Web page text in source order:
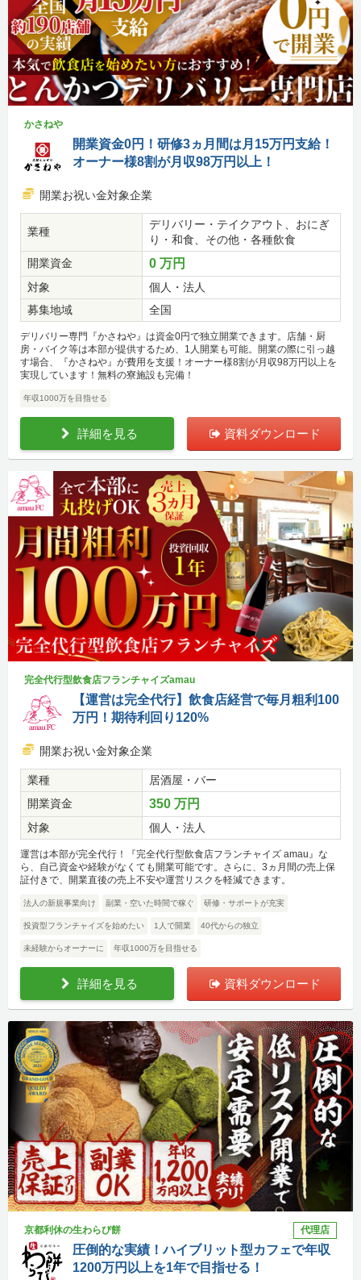
かさねや
開業資金0円！研修3ヵ月間は月15万円支給！
オーナー様8割が月収98万円以上！
開業お祝い金対象企業
業種
デリバリー・テイクアウト、おにぎ
り・和食、その他・各種飲食
開業資金
0 万円
対象
個人・法人
募集地域
全国
デリバリー専門『かさねや』は資金0円で独立開業できます。店舗・厨
房・バイク等は本部が提供するため、1人開業も可能。開業の際に引っ越
す場合、『かさねや』が費用を支援！オーナー様8割が月収98万円以上を
実現しています！無料の寮施設も完備！
年収1000万を目指せる
詳細を見る 資料ダウンロード
完全代行型飲食店フランチャイズamau
【運営は完全代行】飲食店経営で毎月粗利100
万円！期待利回り120%
開業お祝い金対象企業
業種
居酒屋・バー
開業資金
350 万円
対象 個人・法人
運営は本部が完全代行！『完全代行型飲食店フランチャイズ amau』な
ら、自己資金や経験がなくても開業可能です。さらに、3ヵ月間の売上保
証付きで、開業直後の売上不安や運営リスクを軽減できます。
法人の新規事業向け 副業・空いた時間で稼ぐ 研修・サポートが充実
投資型フランチャイズを始めたい 1人で開業 40代からの独立
未経験からオーナーに 年収1000万を目指せる
詳細を見る 資料ダウンロード
京都利休の生わらび餅 代理店
圧倒的な実績！ハイブリット型カフェで年収
1200万円以上を1年で目指せる！